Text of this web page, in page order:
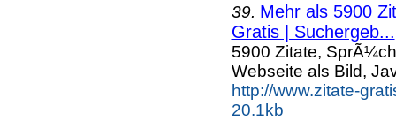
39. Mehr als 5900
Gratis | Suchergeb...
5900 Zitate,
Webseite als Bild,
http://www.zitate-
20.1kb